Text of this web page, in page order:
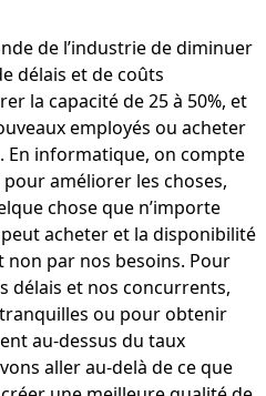
de l’industrie de diminuer
délais et de coûts
la capacité de 25 à 50%, et
employés ou acheter
En informatique, on compte
améliorer les choses,
chose que n’importe
acheter et la disponibilité
non par nos besoins. Pour
délais et nos concurrents,
ou pour obtenir
au-dessus du taux
aller au-delà de ce que